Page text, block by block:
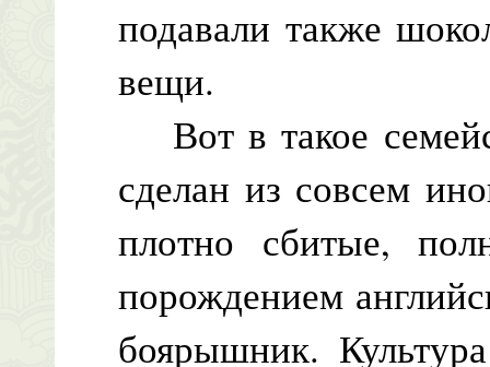
подавали также
вещи.
Вот в такое
сделан из совсем
плотно сбитые,
порождением
боярышник.